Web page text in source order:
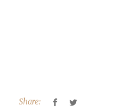
Share: